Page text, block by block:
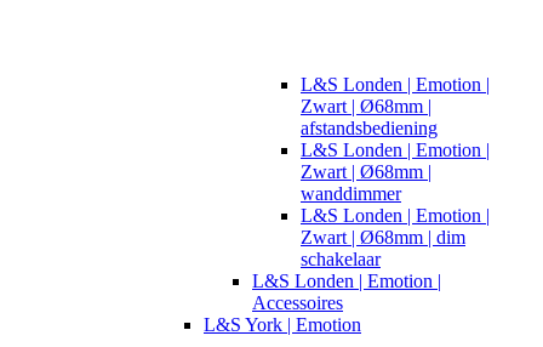
L&S Londen | Emotion |
Zwart | Ø68mm |
afstandsbediening
L&S Londen | Emotion |
Zwart | Ø68mm |
wanddimmer
L&S Londen | Emotion |
Zwart | Ø68mm | dim
schakelaar
L&S Londen | Emotion |
Accessoires
L&S York | Emotion